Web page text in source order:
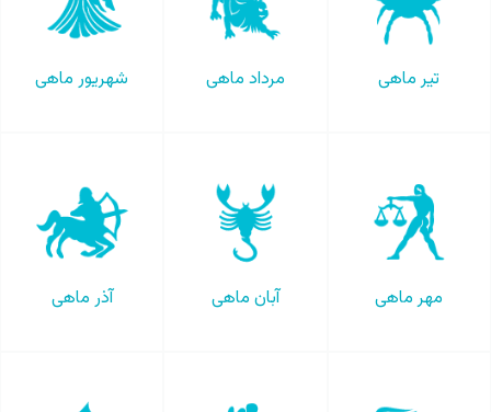
تیر ماهی مرداد ماهی شهریور ماهی
مهر ماهی آبان ماهی آذر ماهی